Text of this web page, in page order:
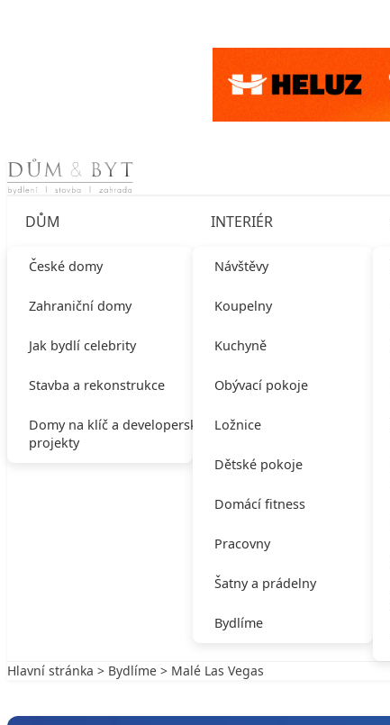
Skip to content
DŮM
České domy
Zahraniční domy
Jak bydlí celebrity
Stavba a rekonstrukce
Domy na klíč a developerské
projekty
INTERIÉR
Návštěvy
Koupelny
Kuchyně
Obývací pokoje
Ložnice
Dětské pokoje
Domácí fitness
Pracovny
Šatny a prádelny
Bydlíme
Hlavní stránka > Bydlíme > Malé Las Vegas